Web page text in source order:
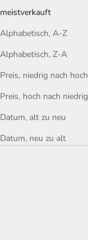
meistverkauft
Alphabetisch, A-Z
Alphabetisch, Z-A
Preis, niedrig nach hoch
Preis, hoch nach niedrig
Datum, alt zu neu
Datum, neu zu alt